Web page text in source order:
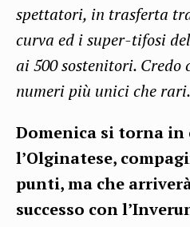
spettatori, in trasferta
curva ed i super-tifosi
ai 500 sostenitori. Credo
numeri più unici che rari.
Domenica si torna in
l’Olginatese,
punti, ma che
successo con